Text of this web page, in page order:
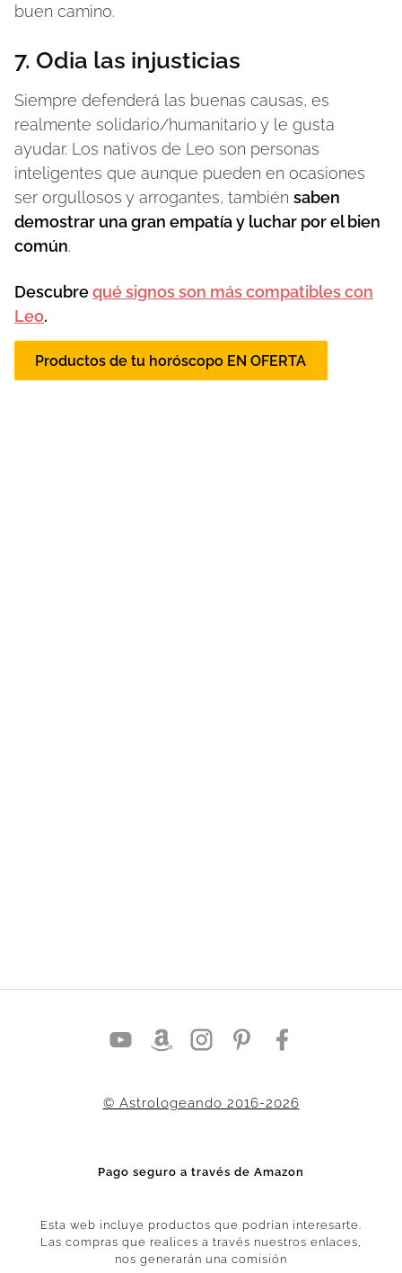
buen camino.
7. Odia las injusticias
Siempre defenderá las buenas causas, es
realmente solidario/humanitario y le gusta
ayudar. Los nativos de Leo son personas
inteligentes que aunque pueden en ocasiones
ser orgullosos y arrogantes, también saben
demostrar una gran empatía y luchar por el bien
común.
Descubrequé signos son más compatibles con
Leo.
Productos de tu horóscopo EN OFERTA
© Astrologeando 2016-2026
Pago seguro a través de Amazon
Esta web incluye productos que podrían interesarte.
Las compras que realices a través nuestros enlaces,
nos generarán una comisión